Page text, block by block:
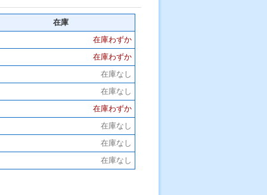
在庫
在庫わずか
在庫わずか
在庫なし
在庫なし
在庫わずか
在庫なし
在庫なし
在庫なし